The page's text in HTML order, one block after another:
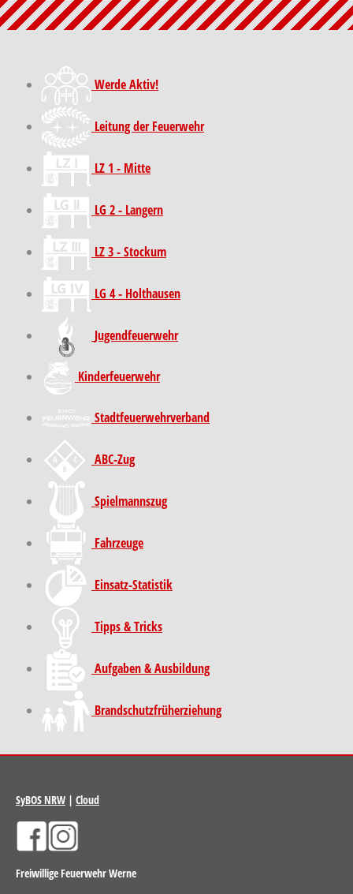
Werde Aktiv!
Leitung der Feuerwehr
LZ 1 - Mitte
LG 2 - Langern
LZ 3 - Stockum
LG 4 - Holthausen
Jugendfeuerwehr
Kinder­feuer­wehr
Stadt­feuer­wehr­verband
ABC-Zug
Spielmannszug
Fahrzeuge
Einsatz-Statistik
Tipps & Tricks
Aufgaben & Ausbildung
Brand­schutz­früh­erziehung
SyBOS NRW | Cloud
Freiwillige Feuerwehr Werne